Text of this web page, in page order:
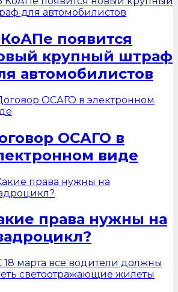
появится
крупный штраф
автомобилистов
ОСАГО в
виде
права нужны на